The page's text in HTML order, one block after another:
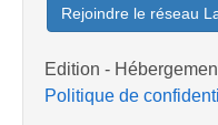
Rejoindre le réseau
Edition -
Politique de